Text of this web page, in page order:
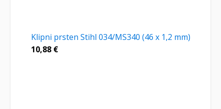
Klipni prsten Stihl 034/MS340 (46 x 1,2 mm)
10,88 €